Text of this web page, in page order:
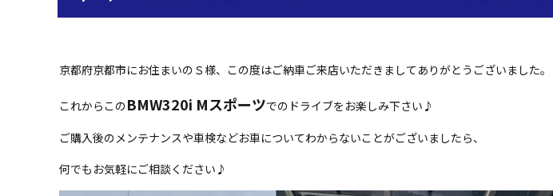
京都府京都市にお住まいのＳ様、この度はご納車ご来店いただきましてありがとうございました。
これからこのBMW320i Mスポーツでのドライブをお楽しみ下さい♪
ご購入後のメンテナンスや車検などお車についてわからないことがございましたら、
何でもお気軽にご相談ください♪